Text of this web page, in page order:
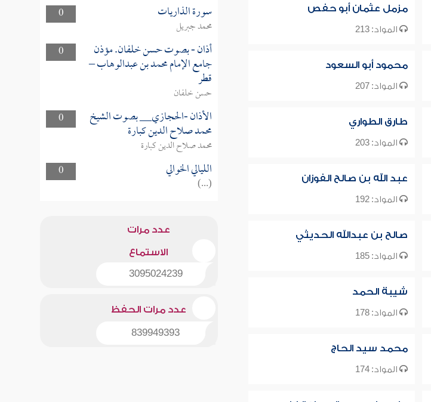
مزمل عثمان أبو حفص
المواد: 213
محمود أبو السعود
المواد: 207
طارق الطواري
المواد: 203
عبد الله بن صالح الفوزان
المواد: 192
صالح بن عبدالله الحديثي
المواد: 185
شيبة الحمد
المواد: 178
محمد سيد الحاج
المواد: 174
0
سورة الذاريات
محمد جبريل
0
أذان - بصوت حسن خلفان. مؤذن
جامع الإمام محمد بن عبدالوهاب –
قطر
حسن خلفان
0
الأذان -الحجازي__ بصوت الشيخ
محمد صلاح الدين كبارة
محمد صلاح الدين كبارة
0
الليالي الخوالي
(...)
عدد مرات
الاستماع
3095024239
عدد مرات الحفظ
839949393